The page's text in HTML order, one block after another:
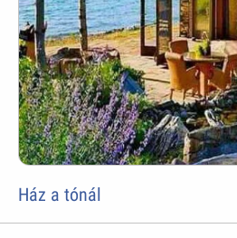
Ház a tónál